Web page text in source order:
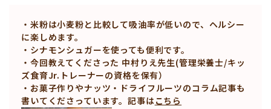
・ 米粉は小麦粉と比較して吸油率が低いので、ヘルシー
に楽しめます。
・シナモンシュガーを使っても便利です。
・今回教えてくださった 中村りえ先生(管理栄養士/キッ
ズ食育Jr.トレーナーの資格を保有）
・お菓子作りやナッツ・ドライフルーツのコラム記事も
書いてくださっています。記事はこちら